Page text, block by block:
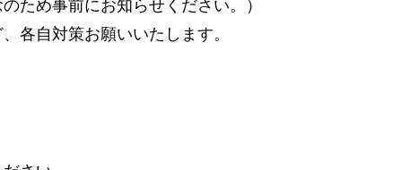
ため事前にお知らせください。）
各自対策お願いいたします。